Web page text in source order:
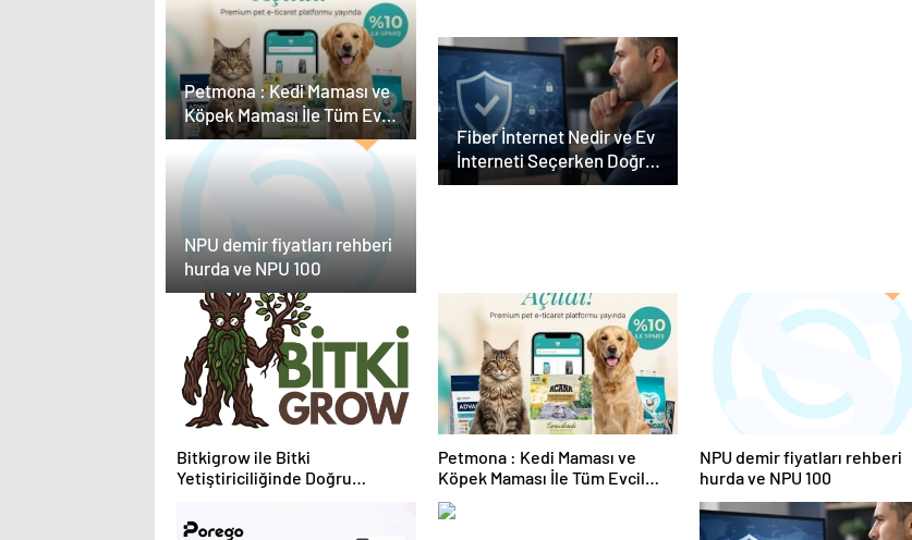
Seçimi
Petmona : Kedi Maması ve
Köpek Maması İle Tüm Evcil
Hayvan Ürünleri
NPU demir fiyatları rehberi
hurda ve NPU 100
Fiber İnternet Nedir ve Ev
İnterneti Seçerken Doğru
Kararı Nasıl Verirsiniz
Bitkigrow ile Bitki
Yetiştiriciliğinde Doğru
Petmona : Kedi Maması ve
Köpek Maması İle Tüm Evcil
Hayvan Ürünleri
NPU demir fiyatları rehberi
hurda ve NPU 100